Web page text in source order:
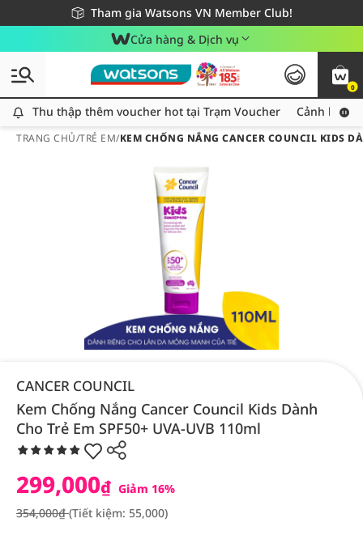
Tham gia Watsons VN Member Club!
Miễn phí giao hàng cho đơn hàng từ 249,000Đ
Giao hàng nhanh 24h - Áp dụng khu vực TP. Hồ Chí Minh
Cửa hàng & Dịch vụ
0
Thu thập thêm voucher hot tại Trạm Voucher
Thu thập thêm voucher hot tại Trạm Voucher Cảnh báo
TRANG CHỦ/TRẺ EM/KEM CHỐNG NẮNG CANCER COUNCIL KIDS
CANCER COUNCIL
Kem Chống Nắng Cancer Council Kids Dành
Cho Trẻ Em SPF50+ UVA-UVB 110ml
299,000₫ Giảm 16%
354,000₫(Tiết kiệm: 55,000)